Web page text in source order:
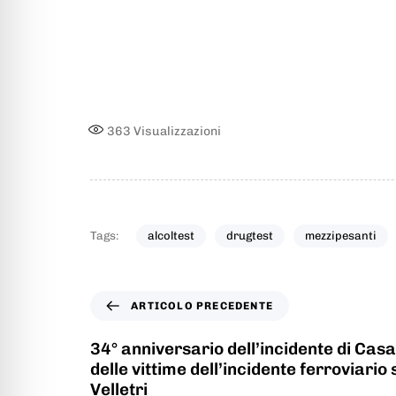
363 Visualizzazioni
Tags: alcoltest drugtest mezzipesanti
ARTICOLO PRECEDENTE
34° anniversario dell’incidente di
delle vittime dell’incidente ferroviario
Velletri